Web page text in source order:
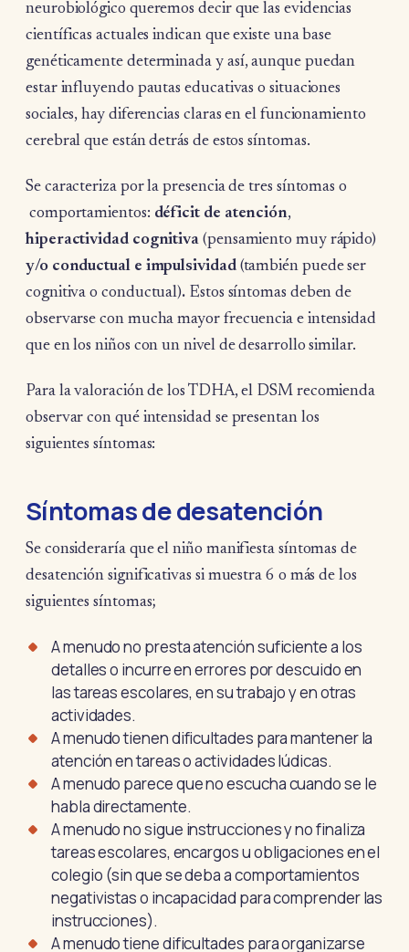
neurobiológico queremos decir que las evidencias
científicas actuales indican que existe una base
genéticamente determinada y así, aunque puedan
estar influyendo pautas educativas o situaciones
sociales, hay diferencias claras en el funcionamiento
cerebral que están detrás de estos síntomas.
Se caracteriza por la presencia de tres síntomas o
comportamientos: déficit de atención,
hiperactividad cognitiva (pensamiento muy rápido)
y/o conductual e impulsividad(también puede ser
cognitiva o conductual). Estos síntomas deben de
observarse con mucha mayor frecuencia e intensidad
que en los niños con un nivel de desarrollo similar.
Para la valoración de los TDHA, el DSM recomienda
observar con qué intensidad se presentan los
siguientes síntomas:
Síntomas de desatención
Se consideraría que el niño manifiesta síntomas de
desatención significativas si muestra 6 o más de los
siguientes síntomas;
A menudo no presta atención suficiente a los
detalles o incurre en errores por descuido en
las tareas escolares, en su trabajo y en otras
actividades.
A menudo tienen dificultades para mantener la
atención en tareas o actividades lúdicas.
A menudo parece que no escucha cuando se le
habla directamente.
A menudo no sigue instrucciones y no finaliza
tareas escolares, encargos u obligaciones en el
colegio (sin que se deba a comportamientos
negativistas o incapacidad para comprender las
instrucciones).
A menudo tiene dificultades para organizarse